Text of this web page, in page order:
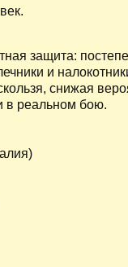
защита:
и
снижая
в реальном бою.